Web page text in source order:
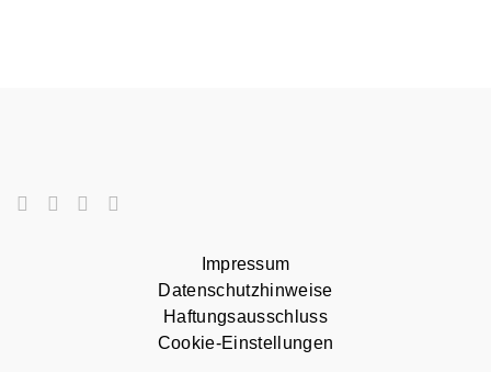
Impressum
Datenschutzhinweise
Haftungsausschluss
Cookie-Einstellungen